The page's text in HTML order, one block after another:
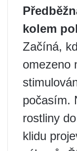
kolem
Začíná,
omezeno
počasím.
rostliny
klidu